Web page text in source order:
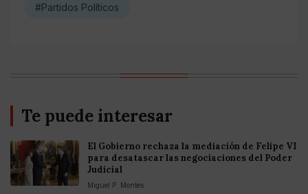
#Partidos Políticos
Te puede interesar
El Gobierno rechaza la mediación de Felipe VI
para desatascar las negociaciones del Poder
Judicial
Miguel P. Montes